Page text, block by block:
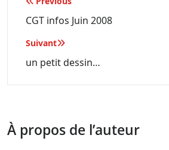
de
l’article
CGT infos Juin 2008
Suivant
un petit dessin…
À propos de l’auteur